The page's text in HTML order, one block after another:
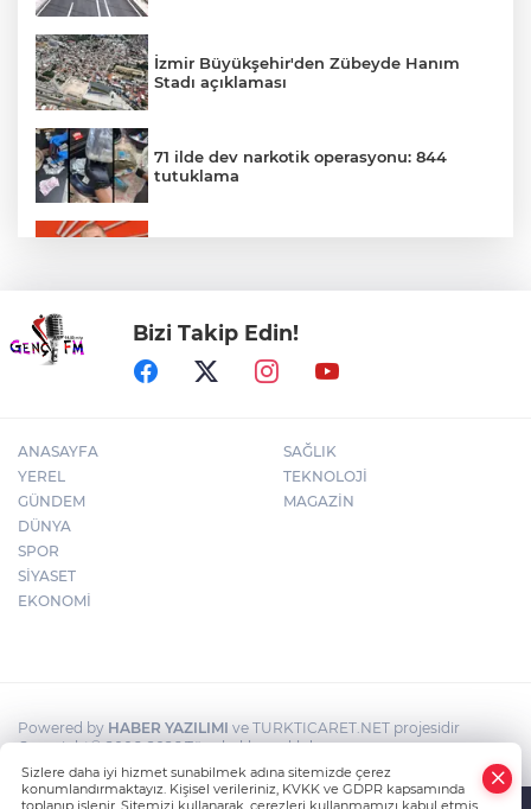
İzmir Büyükşehir'den Zübeyde Hanım
Stadı açıklaması
71 ilde dev narkotik operasyonu: 844
tutuklama
MGK'dan 8 maddelik bildiri... Terörsüz
Türkiye, bölgesel güvenlik ve Gazze
mesajı
Bizi Takip Edin!
ANASAYFA
YEREL
GÜNDEM
DÜNYA
SPOR
SİYASET
EKONOMİ
SAĞLIK
TEKNOLOJİ
MAGAZİN
Powered by HABER YAZILIMI ve TURKTICARET.NET projesidir
Copyright© 2006-2026 Tüm hakları saklıdır.
Sizlere daha iyi hizmet sunabilmek adına sitemizde çerez
konumlandırmaktayız. Kişisel verileriniz, KVKK ve GDPR kapsamında
toplanıp işlenir. Sitemizi kullanarak, çerezleri kullanmamızı kabul etmiş